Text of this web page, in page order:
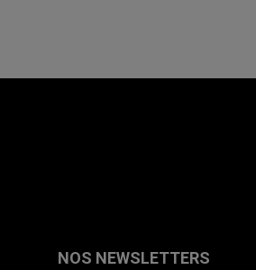
NOS NEWSLETTERS